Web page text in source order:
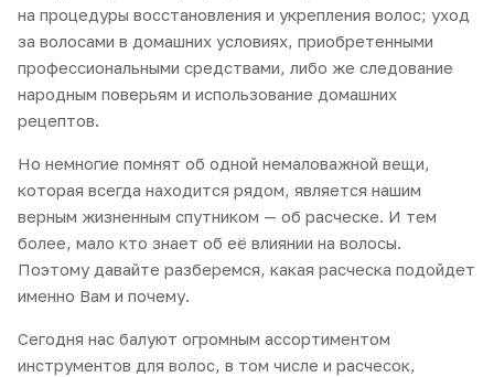
на процедуры восстановления и укрепления волос; уход
за волосами в домашних условиях, приобретенными
профессиональными средствами, либо же следование
народным поверьям и использование домашних
рецептов.
Но немногие помнят об одной немаловажной вещи,
которая всегда находится рядом, является нашим
верным жизненным спутником — об расческе. И тем
более, мало кто знает об её влиянии на волосы.
Поэтому давайте разберемся, какая расческа подойдет
именно Вам и почему.
Сегодня нас балуют огромным ассортиментом
инструментов для волос, в том числе и расчесок,